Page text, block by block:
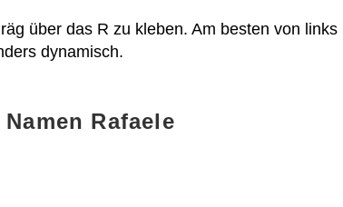
über das R zu kleben. Am besten von
dynamisch.
Rafaele